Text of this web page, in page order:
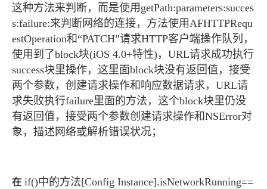
这种方法来判断，而是使用getPath:parameters:succes
s:failure:来判断网络的连接，方法使用AFHTTPRequ
estOperation和“PATCH”请求HTTP客户端操作队列，
使用到了block块(iOS 4.0+特性)，URL请求成功执行
success块里操作，这里面block块没有返回值，接受
两个参数，创建请求操作和响应数据请求，URL请
求失败执行failure里面的方法，这个block块里仍没
有返回值，接受两个参数创建请求操作和NSError对
象，描述网络或解析错误状况；
在 if()中的方法[Config Instance].isNetworkRunning==